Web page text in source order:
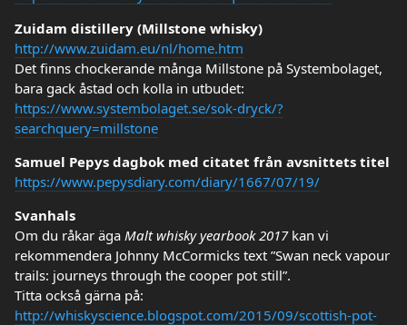
Zuidam distillery (Millstone whisky)
http://www.zuidam.eu/nl/home.htm
Det finns chockerande många Millstone på Systembolaget,
bara gack åstad och kolla in utbudet:
https://www.systembolaget.se/sok-dryck/?
searchquery=millstone
Samuel Pepys dagbok med citatet från avsnittets titel
https://www.pepysdiary.com/diary/1667/07/19/
Svanhals
Om du råkar äga Malt whisky yearbook 2017kan vi
rekommendera Johnny McCormicks text ”Swan neck vapour
trails: journeys through the cooper pot still”.
Titta också gärna på:
http://whiskyscience.blogspot.com/2015/09/scottish-pot-